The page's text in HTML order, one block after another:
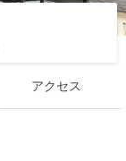
アクセス